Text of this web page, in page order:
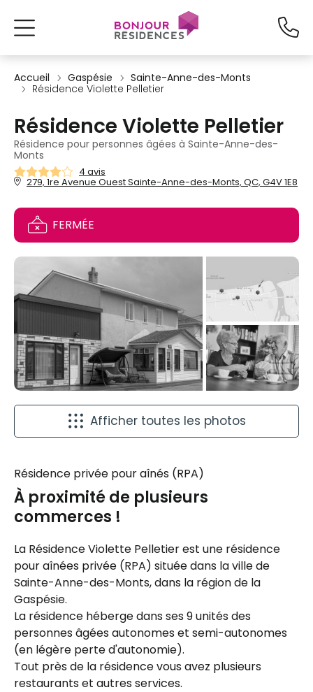
Accueil Gaspésie
Sainte-Anne-des-Monts
Résidence Violette Pelletier
Résidence Violette Pelletier
Résidence pour personnes âgées à Sainte-Anne-des-
Monts
4 avis
279, 1re Avenue Ouest Sainte-Anne-des-Monts, QC, G4V 1E8
FERMÉE
Afficher toutes les photos
Résidence privée pour aînés (RPA)
À proximité de plusieurs
commerces !
La Résidence Violette Pelletier est une résidence
pour aînées privée (RPA) située dans la ville de
Sainte-Anne-des-Monts, dans la région de la
Gaspésie.
La résidence héberge dans ses 9 unités des
personnes âgées autonomes et semi-autonomes
(en légère perte d'autonomie).
Tout près de la résidence vous avez plusieurs
restaurants et autres services.